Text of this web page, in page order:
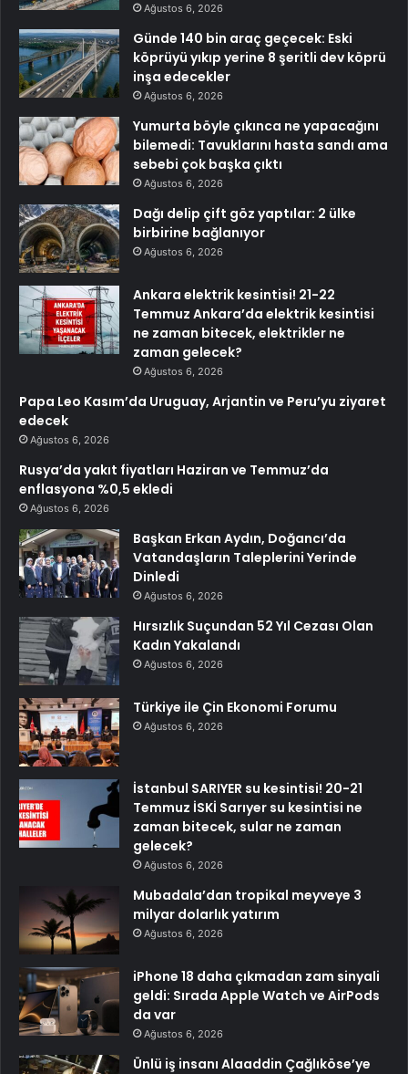
Ağustos 6, 2026
Günde 140 bin araç geçecek: Eski
köprüyü yıkıp yerine 8 şeritli dev köprü
inşa edecekler
Ağustos 6, 2026
Yumurta böyle çıkınca ne yapacağını
bilemedi: Tavuklarını hasta sandı ama
sebebi çok başka çıktı
Ağustos 6, 2026
Dağı delip çift göz yaptılar: 2 ülke
birbirine bağlanıyor
Ağustos 6, 2026
Ankara elektrik kesintisi! 21-22
Temmuz Ankara’da elektrik kesintisi
ne zaman bitecek, elektrikler ne
zaman gelecek?
Ağustos 6, 2026
Papa Leo Kasım’da Uruguay, Arjantin ve Peru’yu ziyaret
edecek
Ağustos 6, 2026
Rusya’da yakıt fiyatları Haziran ve Temmuz’da
enflasyona %0,5 ekledi
Ağustos 6, 2026
Başkan Erkan Aydın, Doğancı’da
Vatandaşların Taleplerini Yerinde
Dinledi
Ağustos 6, 2026
Hırsızlık Suçundan 52 Yıl Cezası Olan
Kadın Yakalandı
Ağustos 6, 2026
Türkiye ile Çin Ekonomi Forumu
Ağustos 6, 2026
İstanbul SARIYER su kesintisi! 20-21
Temmuz İSKİ Sarıyer su kesintisi ne
zaman bitecek, sular ne zaman
gelecek?
Ağustos 6, 2026
Mubadala’dan tropikal meyveye 3
milyar dolarlık yatırım
Ağustos 6, 2026
iPhone 18 daha çıkmadan zam sinyali
geldi: Sırada Apple Watch ve AirPods
da var
Ağustos 6, 2026
Ünlü iş insanı Alaaddin Çağlıköse’ye